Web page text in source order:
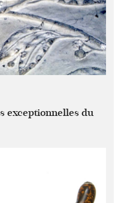
exceptionnelles du